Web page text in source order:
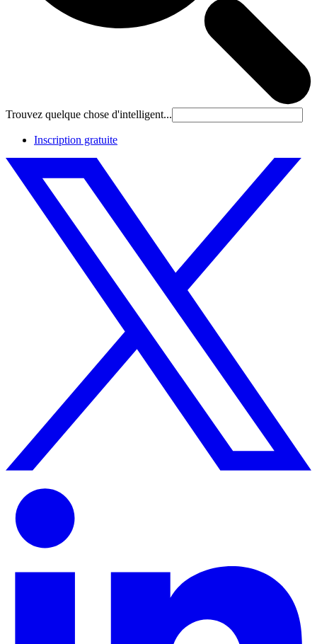
Trouvez quelque chose d'intelligent...
Inscription gratuite